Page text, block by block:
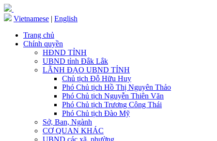
Vietnamese | English
Trang chủ
Chính quyền
HĐND TỈNH
UBND tỉnh Đắk Lắk
LÃNH ĐẠO UBND TỈNH
Chủ tịch Đỗ Hữu Huy
Phó Chủ tịch Hồ Thị Nguyên Thảo
Phó Chủ tịch Nguyễn Thiên Văn
Phó Chủ tịch Trương Công Thái
Phó Chủ tịch Đào Mỹ
Sở, Ban, Ngành
CƠ QUAN KHÁC
UBND các xã, phường